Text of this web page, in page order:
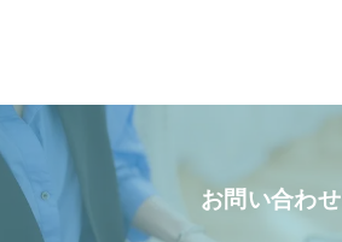
お問い合わせ